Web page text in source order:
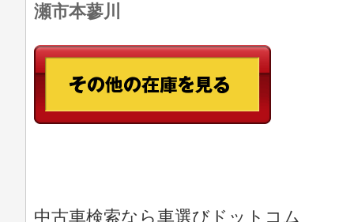
瀬市本蓼川
中古車検索なら車選びドットコム